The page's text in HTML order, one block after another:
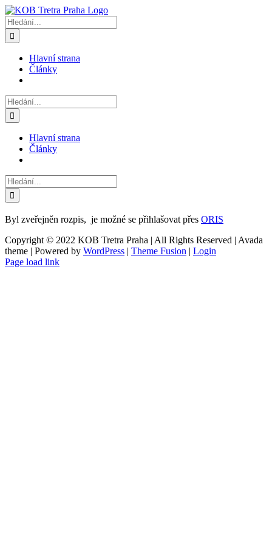
Přeskočit
na
obsah
Hledat:
Hlavní strana
Články
Hledat:
Hlavní strana
Články
Hledat:
Byl zveřejněn rozpis, je možné se přihlašovat přes ORIS
Copyright © 2022 KOB Tretra Praha | All Rights Reserved | Avada
theme | Powered by WordPress | Theme Fusion | Login
Page load link